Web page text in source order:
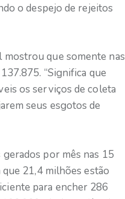
o despejo de rejeitos
que somente nas
“Significa que
os serviços de coleta
seus esgotos de
por mês nas 15
21,4 milhões estão
para encher 286